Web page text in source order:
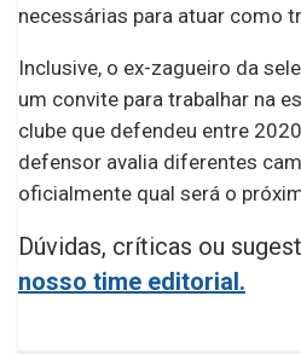
necessárias para atuar como
Inclusive, o ex-zagueiro da
um convite para trabalhar na
clube que defendeu entre
defensor avalia diferentes
oficialmente qual será o
Dúvidas, críticas ou
nosso time editorial.